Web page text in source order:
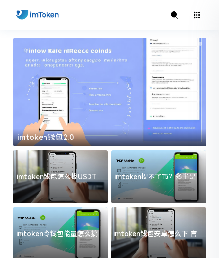
imtoken官方下载
imtoken钱包怎么找USDT地
址？三步搞定不踩坑
imtoken提不了币？多半是这
几件事没处理好
imtoken冷钱包能量怎么搞？
过来人告诉你门道
imtoken钱包安卓怎么下 官方
渠道避坑指南